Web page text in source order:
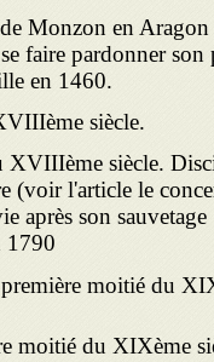
Monzon en Aragon
faire pardonner son
en 1460.
siècle.
XVIIIème siècle.
(voir l'article le
après son sauvetage
moitié du
moitié du XIXème